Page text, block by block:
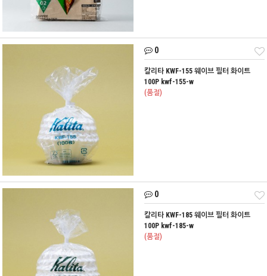
0
칼리타 KWF-155 웨이브 필터 화이트
100P kwf-155-w
(품절)
0
칼리타 KWF-185 웨이브 필터 화이트
100P kwf-185-w
(품절)